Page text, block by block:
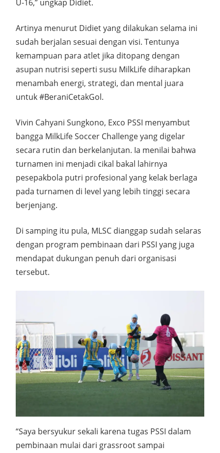
U-16,” ungkap Didiet.
Artinya menurut Didiet yang dilakukan selama ini
sudah berjalan sesuai dengan visi. Tentunya
kemampuan para atlet jika ditopang dengan
asupan nutrisi seperti susu MilkLife diharapkan
menambah energi, strategi, dan mental juara
untuk #BeraniCetakGol.
Vivin Cahyani Sungkono, Exco PSSI menyambut
bangga MilkLife Soccer Challenge yang digelar
secara rutin dan berkelanjutan. Ia menilai bahwa
turnamen ini menjadi cikal bakal lahirnya
pesepakbola putri profesional yang kelak berlaga
pada turnamen di level yang lebih tinggi secara
berjenjang.
Di samping itu pula, MLSC dianggap sudah selaras
dengan program pembinaan dari PSSI yang juga
mendapat dukungan penuh dari organisasi
tersebut.
“Saya bersyukur sekali karena tugas PSSI dalam
pembinaan mulai dari grassroot sampai